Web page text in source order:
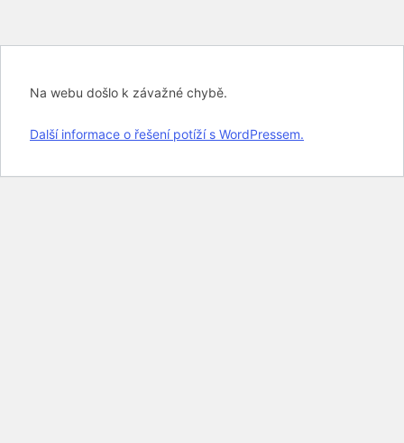
Na webu došlo k závažné chybě.
Další informace o řešení potíží s WordPressem.